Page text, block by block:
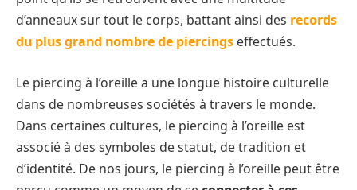
d’anneaux sur tout le corps, battant ainsi des records
du plus grand nombre de piercings effectués.
Le piercing à l’oreille a une longue histoire culturelle
dans de nombreuses sociétés à travers le monde.
Dans certaines cultures, le piercing à l’oreille est
associé à des symboles de statut, de tradition et
d’identité. De nos jours, le piercing à l’oreille peut être